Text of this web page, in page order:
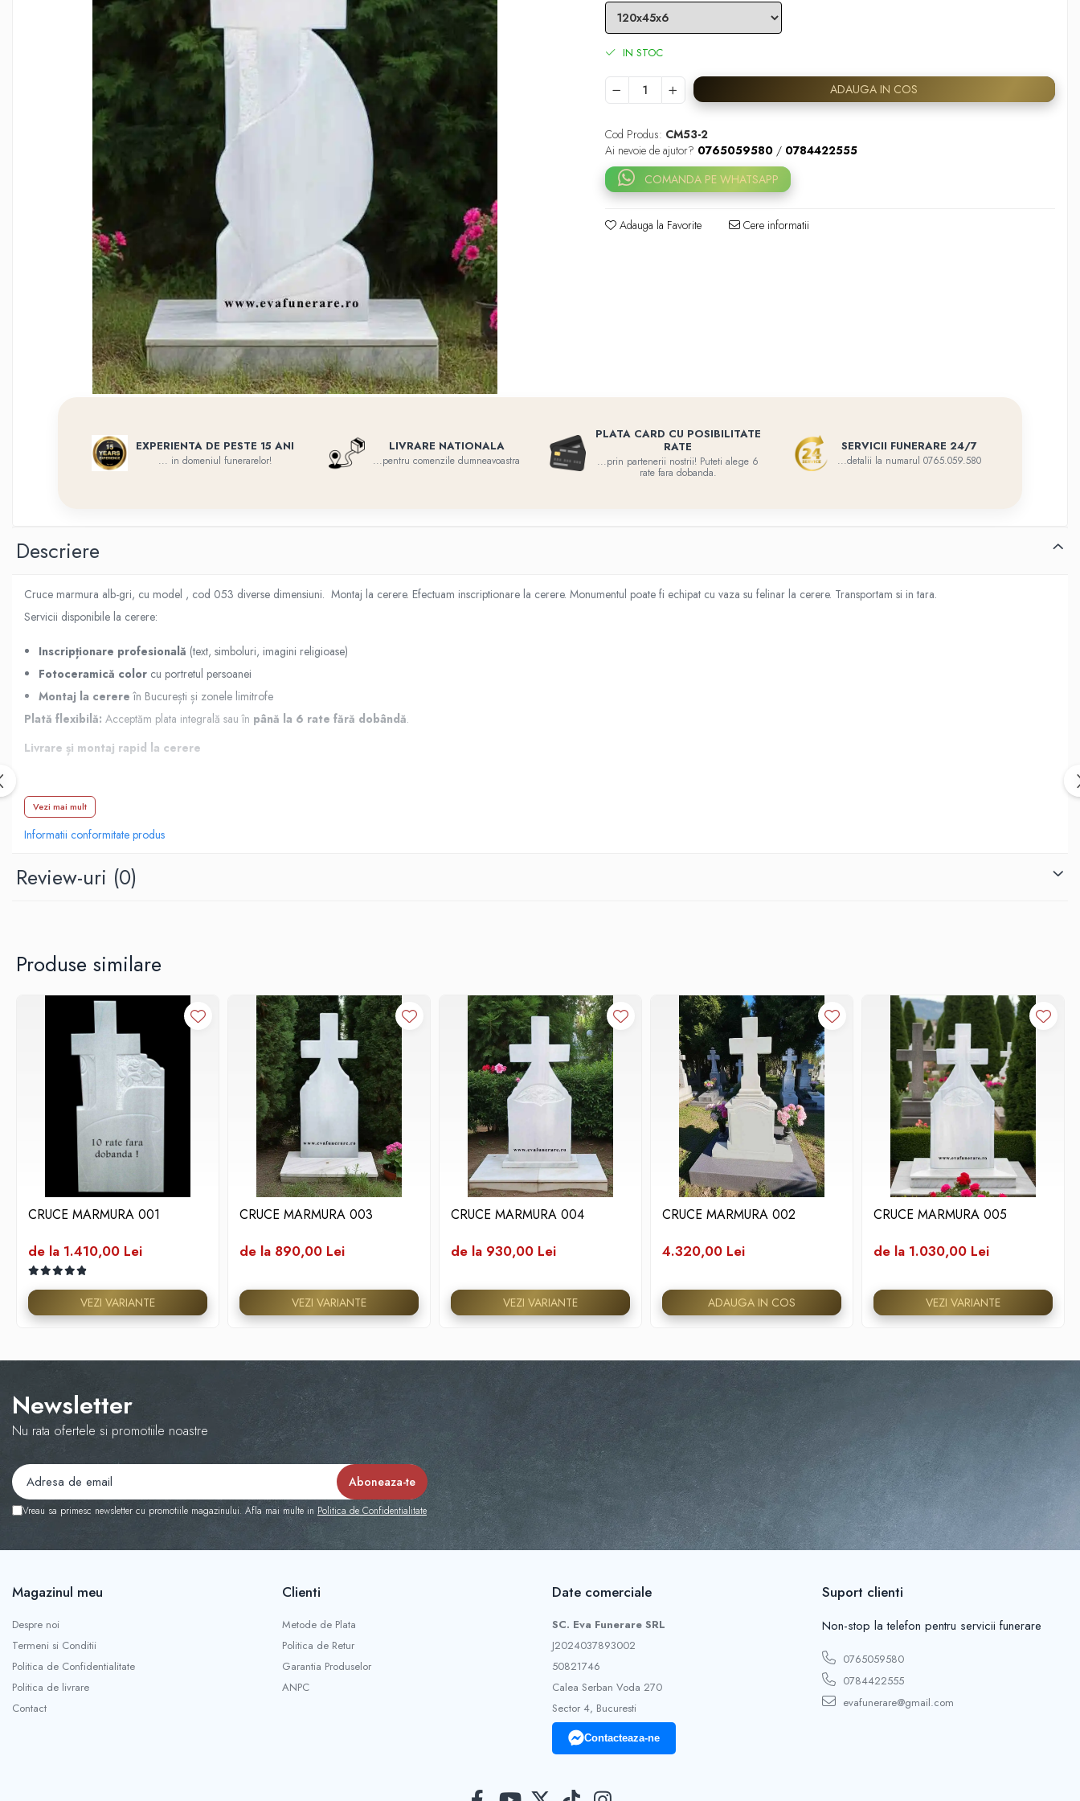
Placute ABS personalizate
Solutii intretinere granit si
Monumente marmura
Monumente granit
Felinare funerare
Placi memoriale
Placi memoriale din ABS/Aluminiu
Placi memoriale din piatra
Fotoceramica
Accesorii bronz
Crucifixe din bronz
Rame poze din bronz
Ingeri din bronz
Litere din bronz
Litere din bronz
REDUCERI SI PROMOTII
IN STOC
ADAUGA IN COS
Cod Produs: CM53-2
Ai nevoie de ajutor? 0765059580 / 0784422555
COMANDA PE WHATSAPP
Adauga la Favorite Cere informatii
EXPERIENTA DE PESTE 15 ANI
... in domeniul funerarelor!
LIVRARE NATIONALA
...pentru comenzile dumneavoastra
PLATA CARD CU POSIBILITATE
RATE
...prin partenerii nostrii! Puteti alege 6
rate fara dobanda.
SERVICII FUNERARE 24/7
...detalii la numarul 0765.059.580
Descriere
Cruce marmura alb-gri, cu model , cod 053 diverse dimensiuni. Montaj la cerere. Efectuam inscriptionare la cerere. Monumentul poate fi echipat cu vaza su felinar la cerere. Transportam si in tara.
Servicii disponibile la cerere:
Inscripționare profesională (text, simboluri, imagini religioase)
Fotoceramică color cu portretul persoanei
Montaj la cerere în București și zonele limitrofe
Plată flexibilă: Acceptăm plata integrală sau în până la 6 rate fără dobândă.
Livrare și montaj rapid la cerere
Vezi mai mult
Informatii conformitate produs
Review-uri (0)
Produse similare
CRUCE MARMURA 001
de la 1.410,00 Lei
VEZI VARIANTE
CRUCE MARMURA 003
de la 890,00 Lei
VEZI VARIANTE
CRUCE MARMURA 004
de la 930,00 Lei
VEZI VARIANTE
CRUCE MARMURA 002
4.320,00 Lei
ADAUGA IN COS
CRUCE MARMURA 005
de la 1.030,00 Lei
VEZI VARIANTE
Newsletter
Nu rata ofertele si promotiile noastre
Vreau sa primesc newsletter cu promotiile magazinului. Afla mai multe in Politica de Confidentialitate
Magazinul meu
Despre noi
Termeni si Conditii
Politica de Confidentialitate
Politica de livrare
Contact
Clienti
Metode de Plata
Politica de Retur
Garantia Produselor
ANPC
Date comerciale
SC. Eva Funerare SRL
J2024037893002
50821746
Calea Serban Voda 270
Sector 4, Bucuresti
Contacteaza-ne
Suport clienti
Non-stop la telefon pentru servicii funerare
0765059580
0784422555
evafunerare@gmail.com